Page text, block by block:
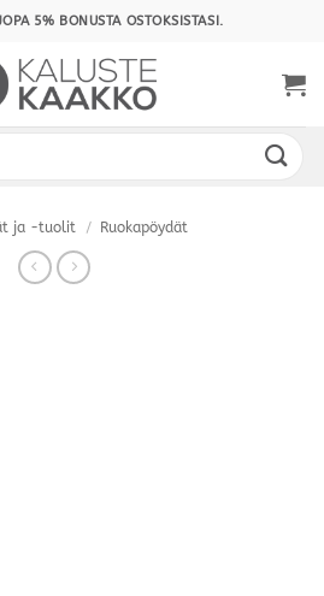
5% BONUSTA OSTOKSISTASI.
ja -tuolit / Ruokapöydät